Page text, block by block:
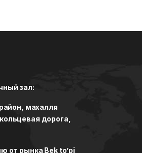
зал:
махалля
дорога,
от рынка Bek to’pi